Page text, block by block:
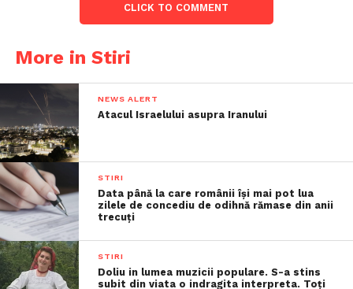
CLICK TO COMMENT
More in Stiri
NEWS ALERT
Atacul Israelului asupra Iranului
STIRI
Data până la care românii îşi mai pot lua
zilele de concediu de odihnă rămase din anii
trecuţi
STIRI
Doliu in lumea muzicii populare. S-a stins
subit din viata o indragita interpreta. Toți